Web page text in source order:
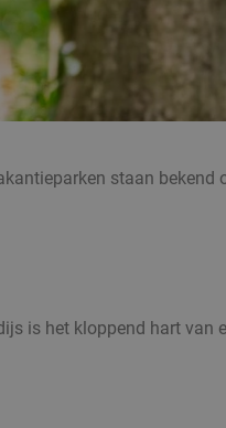
staan bekend
is het kloppend hart van